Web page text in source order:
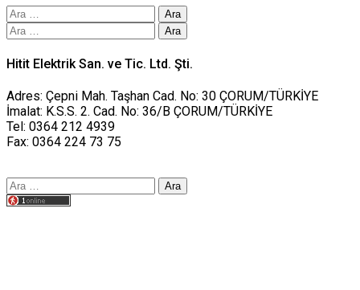
Arama:
Arama:
Hitit Elektrik San. ve Tic. Ltd. Şti.
Adres: Çepni Mah. Taşhan Cad. No: 30 ÇORUM/TÜRKİYE
İmalat: K.S.S. 2. Cad. No: 36/B ÇORUM/TÜRKİYE
Tel: 0364 212 4939
Fax: 0364 224 73 75
Arama: